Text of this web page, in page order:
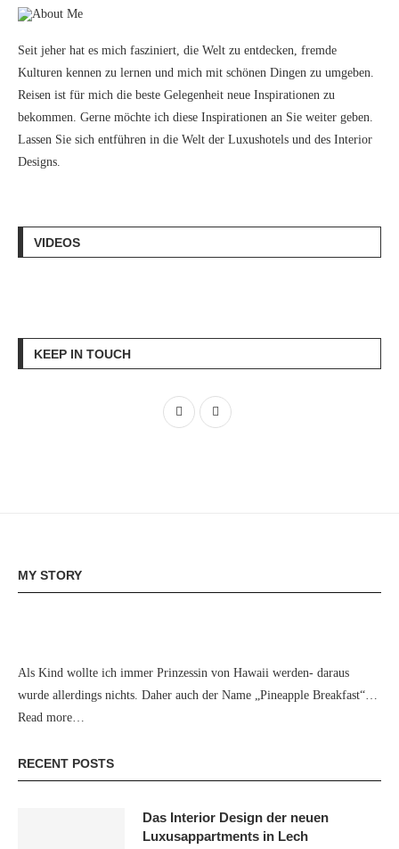
Seit jeher hat es mich fasziniert, die Welt zu entdecken, fremde
Kulturen kennen zu lernen und mich mit schönen Dingen zu umgeben.
Reisen ist für mich die beste Gelegenheit neue Inspirationen zu
bekommen. Gerne möchte ich diese Inspirationen an Sie weiter geben.
Lassen Sie sich entführen in die Welt der Luxushotels und des Interior
Designs.
VIDEOS
KEEP IN TOUCH
MY STORY
Als Kind wollte ich immer Prinzessin von Hawaii werden- daraus
wurde allerdings nichts. Daher auch der Name „Pineapple Breakfast“…
Read more…
RECENT POSTS
Das Interior Design der neuen
Luxusappartments in Lech